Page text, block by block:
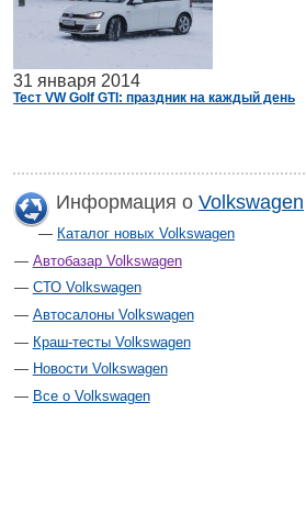
31 января 2014
Тест VW Golf GTI: праздник на каждый день
Информация о Volkswagen
Каталог новых Volkswagen
Автобазар Volkswagen
СТО Volkswagen
Автосалоны Volkswagen
Краш-тесты Volkswagen
Новости Volkswagen
Все о Volkswagen